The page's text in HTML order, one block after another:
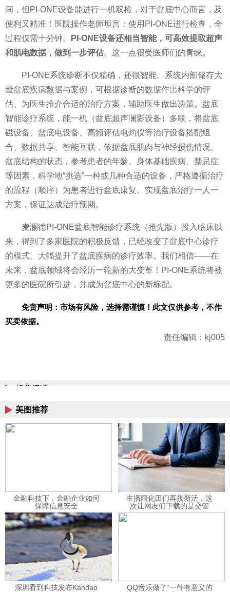
间，但PI-ONE设备能进行一机双检，对于盆底中心而言，及
便利又精准！医院操作老师坦言：使用PI-ONE进行检查，全
过程仅需十分钟。
PI-ONE设备还相当智能，可高效提取超声
和肌电数据，做到一步评估。这一点很受医师们的青睐。
PI-ONE系统诊断不仅精确，还很智能。系统内部储存大
量盆底疾病数据与案例，可根据诊断的数据作出科学的评
估、为医生推介合适的治疗方案，辅助医生做出决策。盆底
智能诊疗系统，能一机（盆底超声澜影设备）多联，将盆底
磁设备、盆底电设备、高频评估电灼仪等治疗设备搭配组
合、数据共享、智能互联，依据盆底肌肉与神经损伤情况、
盆底结构的状态，参考患者的年龄、身体基础疾病、禁忌症
等因素，科学地“挑选”一种或几种合适的设备，严格遵循治疗
的流程（顺序）为患者进行盆底康复。实现盆底治疗一人一
方案，保证达成治疗预期。
麦澜德PI-ONE盆底智能诊疗系统（抢先版）投入临床以
来，得到了多家医院的积极反馈，已经改变了盆底中心诊疗
的模式、大幅提升了盆底疾病的诊疗效率。我们相信——在
未来，盆底领域将会经历一轮新的大变革！PI-ONE系统将被
更多的医院所引进，并成为盆底中心的新标配。
免责声明：市场有风险，选择需谨慎！此文仅供参考，不作
买卖依据。
责任编辑：kj005
相关阅读
美图推荐
金融科技下，金融企业如何
保障信息安全
主播雨化田们再接新活，这
次让网友们下载的是交管
12123APP
深圳看到科技发布Kandao
QQ音乐做了“一件有意义的